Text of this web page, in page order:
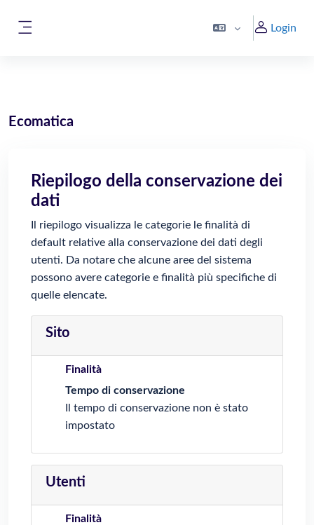
Login
Ecomatica
Riepilogo della conservazione dei
dati
Il riepilogo visualizza le categorie le finalità di
default relative alla conservazione dei dati degli
utenti. Da notare che alcune aree del sistema
possono avere categorie e finalità più specifiche di
quelle elencate.
Sito
Finalità
Tempo di conservazione
Il tempo di conservazione non è stato
impostato
Utenti
Finalità